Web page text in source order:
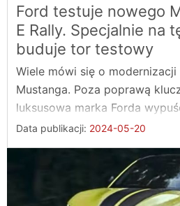
Ford testuje nowego
E Rally. Specjalnie na
buduje tor testowy
Wiele mówi się o
Mustanga. Poza poprawą
luksusowa marka Forda
...
Data publikacji: 2024-05-20